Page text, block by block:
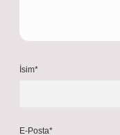
İsim*
E-Posta*